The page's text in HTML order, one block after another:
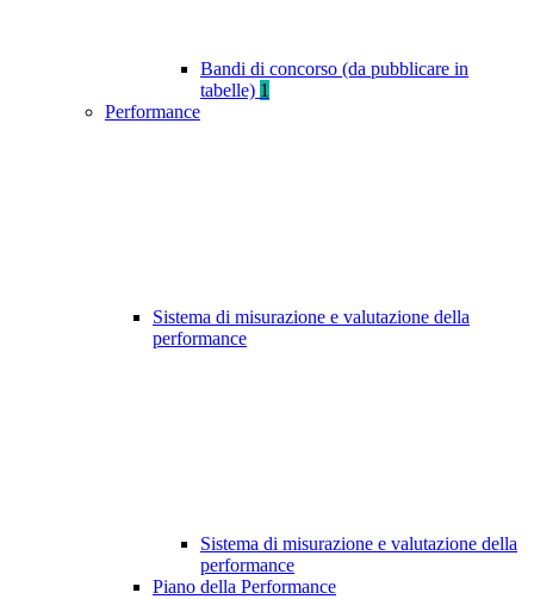
Bandi di concorso (da pubblicare in
tabelle) 1
Performance
Sistema di misurazione e valutazione della
performance
Sistema di misurazione e valutazione della
performance
Piano della Performance